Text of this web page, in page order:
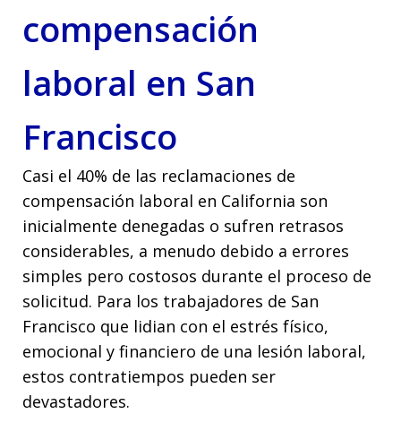
compensación
laboral en San
Francisco
Casi el 40% de las reclamaciones de
compensación laboral en California son
inicialmente denegadas o sufren retrasos
considerables, a menudo debido a errores
simples pero costosos durante el proceso de
solicitud. Para los trabajadores de San
Francisco que lidian con el estrés físico,
emocional y financiero de una lesión laboral,
estos contratiempos pueden ser
devastadores.